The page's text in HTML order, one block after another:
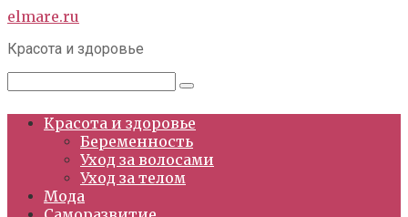
Перейти
контенту
elmare.ru
Красота и здоровье
Красота и здоровье
Беременность
Уход за волосами
Уход за телом
Мода